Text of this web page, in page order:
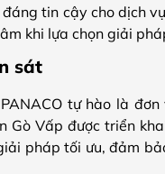
tin cậy cho dịch vụ
khi lựa chọn giải
sát
tự hào là
Gò Vấp được triển
pháp tối ưu, đảm